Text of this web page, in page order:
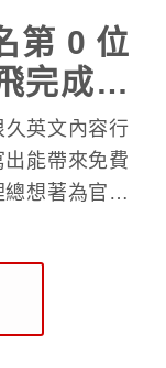
第 0 位
完成英
英文內容行
能帶來免費
想著為官網
放棄？ 官網
角度的英文